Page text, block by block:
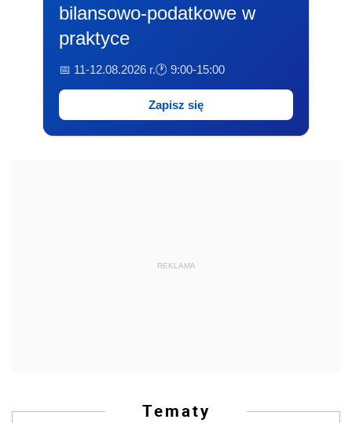
bilansowo-podatkowe w
praktyce
📅 11-12.08.2026 r.🕐 9:00-15:00
Zapisz się
REKLAMA
Tematy